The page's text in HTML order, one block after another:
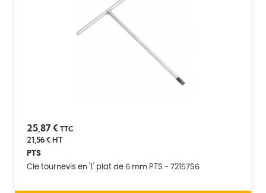
25,87 € TTC
21,56 €HT
PTS
Cle tournevis en 't' plat de 6 mm PTS - 72157S6